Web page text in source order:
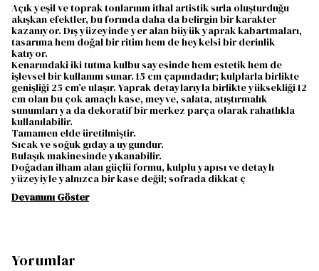
Açık yeşil ve toprak tonlarının ithal artistik sırla oluşturduğu
akışkan efektler, bu formda daha da belirgin bir karakter
kazanıyor. Dış yüzeyinde yer alan büyük yaprak kabartmaları,
tasarıma hem doğal bir ritim hem de heykelsi bir derinlik
katıyor.
Kenarındaki iki tutma kulbu sayesinde hem estetik hem de
işlevsel bir kullanım sunar. 15 cm çapındadır; kulplarla birlikte
genişliği 25 cm’e ulaşır. Yaprak detaylarıyla birlikte yüksekliği 12
cm olan bu çok amaçlı kase, meyve, salata, atıştırmalık
sunumları ya da dekoratif bir merkez parça olarak rahatlıkla
kullanılabilir.
Tamamen elde üretilmiştir.
Sıcak ve soğuk gıdaya uygundur.
Bulaşık makinesinde yıkanabilir.
Doğadan ilham alan güçlü formu, kulplu yapısı ve detaylı
yüzeyiyle yalnızca bir kase değil; sofrada dikkat ç
Devamını Göster
Yorumlar